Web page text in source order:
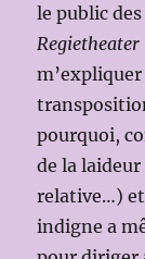
le public
Regietheater
pourquoi,
de la
relative…)
indigne a